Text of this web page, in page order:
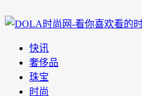
快讯
奢侈品
珠宝
时尚